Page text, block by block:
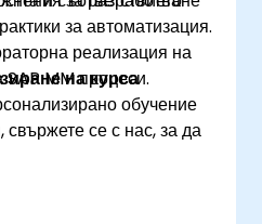
за автоматизация.
реализация на
MM процеси.
на курса
обучение
свържете се с нас, за да